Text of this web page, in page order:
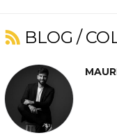
BLOG /